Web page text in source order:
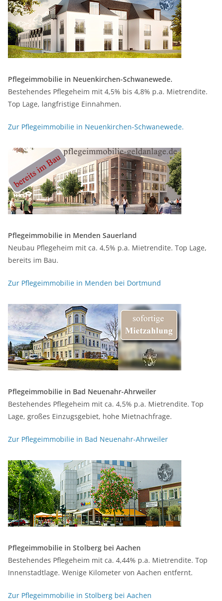
Pflegeimmobilie in Neuenkirchen-Schwanewede.
Bestehendes Pflegeheim mit 4,5% bis 4,8% p.a. Mietrendite.
Top Lage, langfristige Einnahmen.
Zur Pflegeimmobilie in Neuenkirchen-Schwanewede.
Pflegeimmobilie in Menden Sauerland
Neubau Pflegeheim mit ca. 4,5% p.a. Mietrendite. Top Lage,
bereits im Bau.
Zur Pflegeimmobilie in Menden bei Dortmund
Pflegeimmobilie in Bad Neuenahr-Ahrweiler
Bestehendes Pflegeheim mit ca. 4,5% p.a. Mietrendite. Top
Lage, großes Einzugsgebiet, hohe Mietnachfrage.
Zur Pflegeimmobilie in Bad Neuenahr-Ahrweiler
Pflegeimmobilie in Stolberg bei Aachen
Bestehendes Pflegeheim mit ca. 4,44% p.a. Mietrendite. Top
Innenstadtlage. Wenige Kilometer von Aachen entfernt.
Zur Pflegeimmobilie in Stolberg bei Aachen